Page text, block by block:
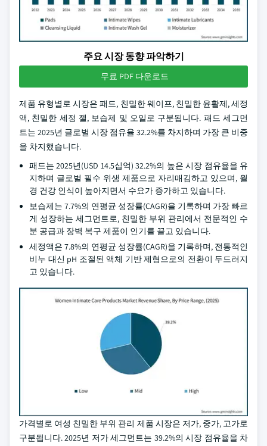
주요 시장 동향 파악하기
무료 PDF 다운로드
제품 유형별로 시장은 패드, 친밀한 웨이프, 친밀한 윤활제, 세정
액, 친밀한 세정 젤, 보습제 및 오일로 구분됩니다. 패드 세그먼
트는 2025년 글로벌 시장 점유율 32.2%를 차지하며 가장 큰 비중
을 차지했습니다.
패드는 2025년(USD 14.5십억) 32.2%의 높은 시장 점유율을 유
지하며 글로벌 필수 위생 제품으로 자리매김하고 있으며, 월
경 건강 인식이 높아지면서 수요가 증가하고 있습니다.
보습제는 7.7%의 연평균 성장률(CAGR)을 기록하며 가장 빠르
게 성장하는 세그먼트로, 친밀한 부위 관리에서 전문적인 수
분 공급과 장벽 복구 제품이 인기를 끌고 있습니다.
세정액은 7.8%의 연평균 성장률(CAGR)을 기록하며, 전통적인
비누 대신 pH 조절된 액체 기반 제형으로의 전환이 두드러지
고 있습니다.
가격별로 여성 친밀한 부위 관리 제품 시장은 저가, 중가, 고가로
구분됩니다. 2025년 저가 세그먼트는 39.2%의 시장 점유율을 차